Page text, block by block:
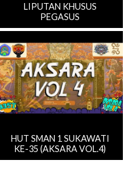
LIPUTAN KHUSUS
PEGASUS
HUT SMAN 1 SUKAWATI
KE-35 (AKSARA VOL.4)